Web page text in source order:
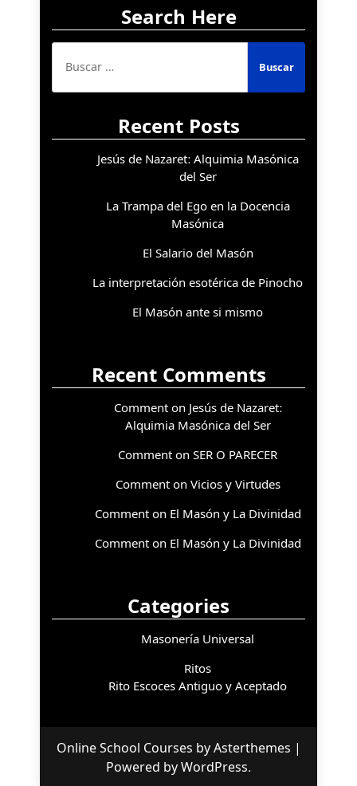
Search Here
Buscar:
Recent Posts
Jesús de Nazaret: Alquimia Masónica
del Ser
La Trampa del Ego en la Docencia
Masónica
El Salario del Masón
La interpretación esotérica de Pinocho
El Masón ante si mismo
Recent Comments
Comment on Jesús de Nazaret:
Alquimia Masónica del Ser
Comment on SER O PARECER
Comment on Vicios y Virtudes
Comment on El Masón y La Divinidad
Comment on El Masón y La Divinidad
Categories
Masonería Universal
Ritos
Rito Escoces Antiguo y Aceptado
Online School Courses byAsterthemes |
Powered byWordPress.